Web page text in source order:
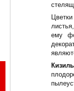
ему